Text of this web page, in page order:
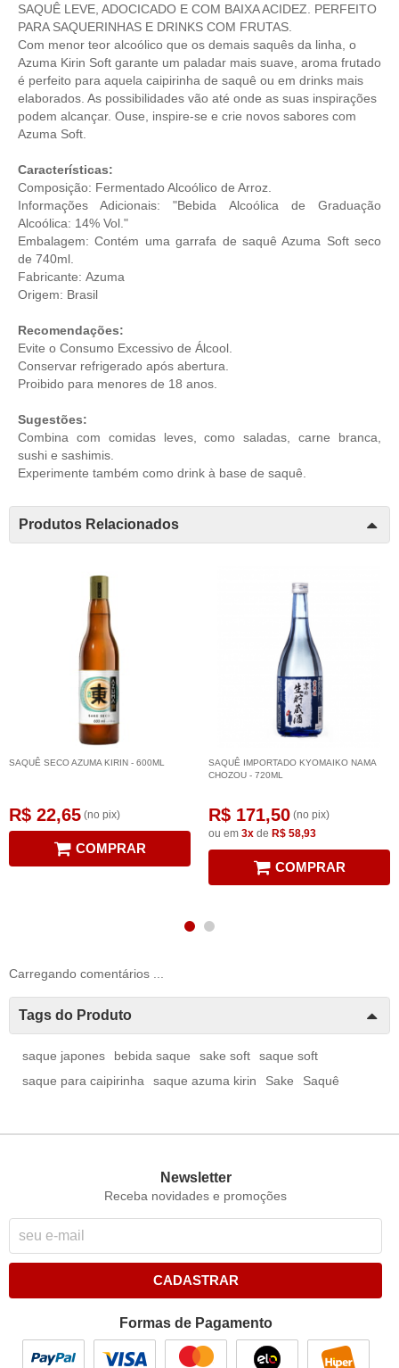
SAQUÊ LEVE, ADOCICADO E COM BAIXA ACIDEZ. PERFEITO
PARA SAQUERINHAS E DRINKS COM FRUTAS.
Com menor teor alcoólico que os demais saquês da linha, o
Azuma Kirin Soft garante um paladar mais suave, aroma frutado
é perfeito para aquela caipirinha de saquê ou em drinks mais
elaborados. As possibilidades vão até onde as suas inspirações
podem alcançar. Ouse, inspire-se e crie novos sabores com
Azuma Soft.
Características:
Composição: Fermentado Alcoólico de Arroz.
Informações Adicionais: "Bebida Alcoólica de Graduação
Alcoólica: 14% Vol."
Embalagem: Contém uma garrafa de saquê Azuma Soft seco
de 740ml.
Fabricante: Azuma
Origem: Brasil
Recomendações:
Evite o Consumo Excessivo de Álcool.
Conservar refrigerado após abertura.
Proibido para menores de 18 anos.
Sugestões:
Combina com comidas leves, como saladas, carne branca,
sushi e sashimis.
Experimente também como drink à base de saquê.
Produtos Relacionados
SAQUÊ SECO AZUMA KIRIN - 600ML
R$ 22,65 (no pix)
COMPRAR
SAQUÊ IMPORTADO KYOMAIKO NAMA
CHOZOU - 720ML
R$ 171,50 (no pix)
ou em 3x de R$ 58,93
COMPRAR
Carregando comentários ...
Tags do Produto
saque japones bebida saque sake soft
saque soft
saque para caipirinha
saque azuma kirin Sake Saquê
Newsletter
Receba novidades e promoções
CADASTRAR
Formas de Pagamento